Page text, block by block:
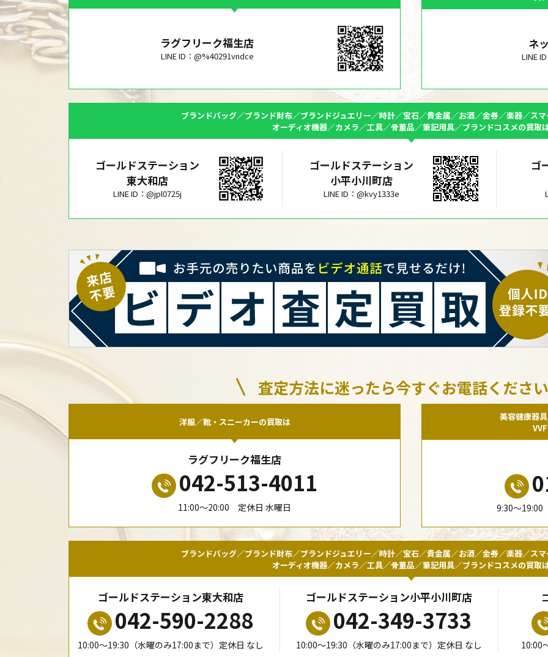
ラグフリーク福生店
LINE ID：@%40291vndce
ネ
LINE
ブランドバッグ／ブランド財布／ブランドジュエリー／時計／宝石／貴金属／お酒／金券／楽器／ス
オーディオ機器／カメラ／工具／骨董品／筆記用具／ブランドコスメの買取
ゴールドステーション
東大和店
LINE ID：@jpl0725j
ゴールドステーション
小平小川町店
LINE ID：@kvy1333e
ゴ
査定方法に迷ったら今すぐお電話くださ
洋服／靴・スニーカーの買取は
ラグフリーク福生店
042-513-4011
11:00〜20:00 定休日 水曜日
美容健康器
9:30〜19:00
ブランドバッグ／ブランド財布／ブランドジュエリー／時計／宝石／貴金属／お酒／金券／楽器／ス
オーディオ機器／カメラ／工具／骨董品／筆記用具／ブランドコスメの買取
ゴールドステーション東大和店
042-590-2288
10:00〜19:30（水曜のみ17:00まで）定休日 なし
ゴールドステーション小平小川町店
042-349-3733
10:00〜19:30（水曜のみ17:00まで）定休日 なし 10:00